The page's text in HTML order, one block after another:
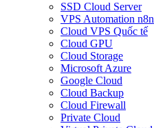
SSD Cloud Server
VPS Automation n8n
Cloud VPS Quốc tế
Cloud GPU
Cloud Storage
Microsoft Azure
Google Cloud
Cloud Backup
Cloud Firewall
Private Cloud